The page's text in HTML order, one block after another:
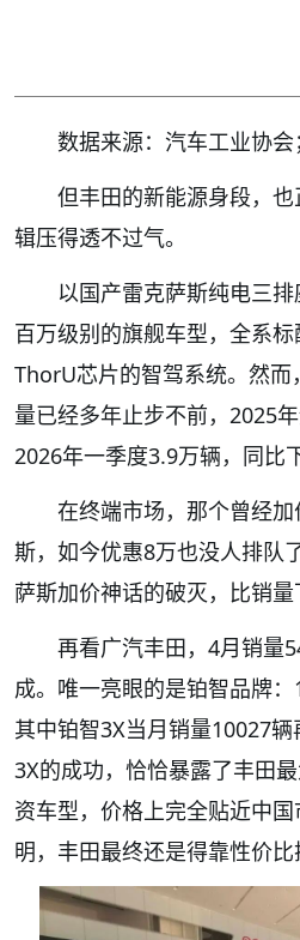
数据来源：汽车工业协
但丰田的新能源身段，
辑压得透不过气。
以国产雷克萨斯纯电三
百万级别的旗舰车型，全系
ThorU芯片的智驾系统。然而
量已经多年止步不前，2025
2026年一季度3.9万辆，同比
在终端市场，那个曾经
斯，如今优惠8万也没人排队
萨斯加价神话的破灭，比销量
再看广汽丰田，4月销量
成。唯一亮眼的是铂智品牌：
其中铂智3X当月销量10027
3X的成功，恰恰暴露了丰田
资车型，价格上完全贴近中
明，丰田最终还是得靠性价比